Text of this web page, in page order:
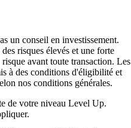
un conseil en investissement.
risques élevés et une forte
avant toute transaction. Les
à des conditions d'éligibilité et
nos conditions générales.
de votre niveau Level Up.